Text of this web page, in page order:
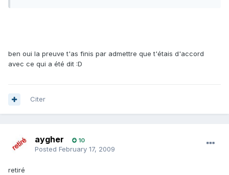
ben oui la preuve t'as finis par admettre que t'étais d'accord
avec ce qui a été dit :D
Citer
aygher 10
Posted February 17, 2009
retiré